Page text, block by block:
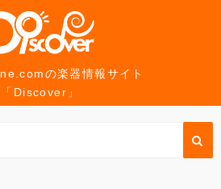
の楽器情報サイト
「Discover」